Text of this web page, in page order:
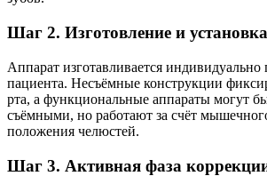
Шаг 2. Изготовление и установка
Аппарат изготавливается
пациента. Несъёмные конструкции
рта, а функциональные аппараты могут
съёмными, но работают за счёт
положения челюстей.
Шаг 3. Активная фаза